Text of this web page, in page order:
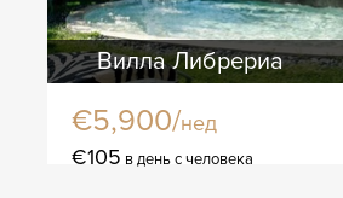
Вилла Либрериа
€5,900/нед
€105 в день с человека